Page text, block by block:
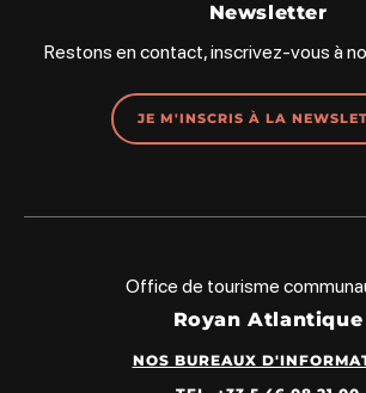
Newsletter
Restons en contact, inscrivez-vous à
JE M'INSCRIS À LA
Office de tourisme
Royan Atlantique
NOS BUREAUX